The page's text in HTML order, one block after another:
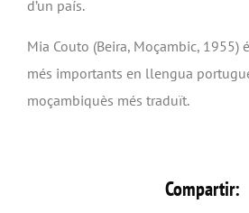
d’un país.
Mia Couto (Beira, Moçambic, 1955)
més importants en llengua
moçambiquès més traduït.
Compartir: